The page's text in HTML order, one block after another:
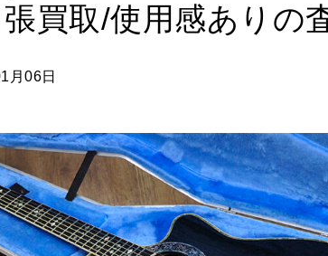
買取/使用感ありの
月06日